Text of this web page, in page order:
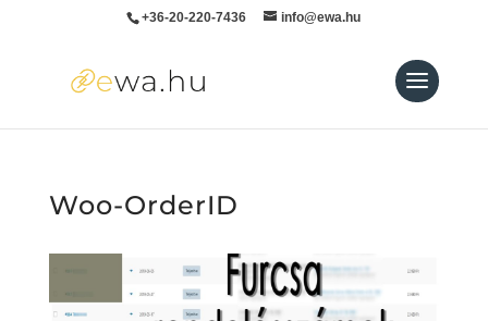
+36-20-220-7436 info@ewa.hu
Woo-OrderID